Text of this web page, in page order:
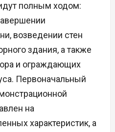
полным ходом:
возведении стен
здания, а также
и ограждающих
Первоначальный
на
характеристик, а